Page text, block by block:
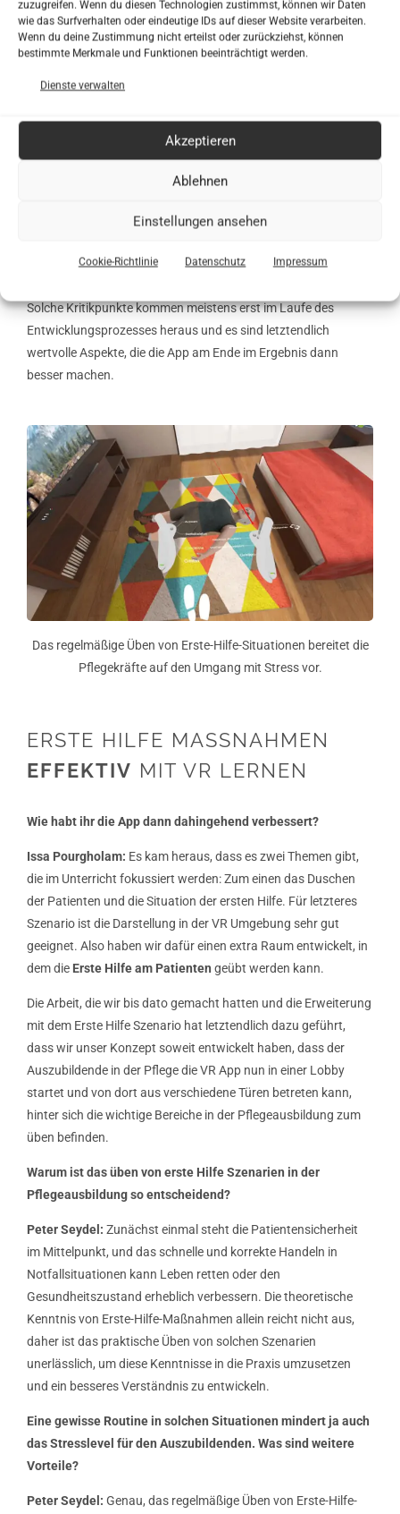
zuzugreifen. Wenn du diesen Technologien zustimmst, können wir Daten
wie das Surfverhalten oder eindeutige IDs auf dieser Website verarbeiten.
Wenn du deine Zustimmung nicht erteilst oder zurückziehst, können
bestimmte Merkmale und Funktionen beeinträchtigt werden.
Dienste verwalten
Akzeptieren
Ablehnen
Einstellungen ansehen
Cookie-Richtlinie Datenschutz Impressum
Lehrern vorzustellen, da diesen ja die App auch letztendlich zur
Verfügung gestellt wird.
Kritikpunkt auf, dass der didaktische Mehrwert bisher fehlt.
Kannst Du uns das erklären, was die Lehrer damit meinten?
Issa Pourgholam:Ja, für das Fachgebiet der Berufsschule gibt
es einen Leitfaden, dieser gibt vor, was genau beigebracht
nicht ausreichend. Es sollte alsonoch mehr Wissen
Solche Kritikpunkte kommen meistens erst im Laufe des
Entwicklungsprozesses heraus und es sind letztendlich
wertvolle Aspekte, die die App am Ende im Ergebnis dann
besser machen.
Das regelmäßige Üben von Erste-Hilfe-Situationen bereitet die
Pflegekräfte auf den Umgang mit Stress vor.
ERSTE HILFE MASSNAHMEN
EFFEKTIV MIT VR LERNEN
Wie habt ihr die App dann dahingehend verbessert?
Issa Pourgholam: Es kam heraus, dass es zwei Themen gibt,
die im Unterricht fokussiert werden: Zum einen das Duschen
der Patienten und die Situation der ersten Hilfe. Für letzteres
Szenario ist die Darstellung in der VR Umgebung sehr gut
geeignet. Also haben wir dafür einen extra Raum entwickelt, in
dem die Erste Hilfe am Patienten geübt werden kann.
Die Arbeit, die wir bis dato gemacht hatten und die Erweiterung
mit dem Erste Hilfe Szenario hat letztendlich dazu geführt,
dass wir unser Konzept soweit entwickelt haben, dass der
Auszubildende in der Pflege die VR App nun in einer Lobby
startet und von dort aus verschiedene Türen betreten kann,
hinter sich die wichtige Bereiche in der Pflegeausbildung zum
üben befinden.
Warum ist das üben von erste Hilfe Szenarien in der
Pflegeausbildung so entscheidend?
Peter Seydel: Zunächst einmal steht die Patientensicherheit
im Mittelpunkt, und das schnelle und korrekte Handeln in
Notfallsituationen kann Leben retten oder den
Gesundheitszustand erheblich verbessern. Die theoretische
Kenntnis von Erste-Hilfe-Maßnahmen allein reicht nicht aus,
daher ist das praktische Üben von solchen Szenarien
unerlässlich, um diese Kenntnisse in die Praxis umzusetzen
und ein besseres Verständnis zu entwickeln.
Eine gewisse Routine in solchen Situationen mindert ja auch
das Stresslevel für den Auszubildenden. Was sind weitere
Vorteile?
Peter Seydel: Genau, das regelmäßige Üben von Erste-Hilfe-